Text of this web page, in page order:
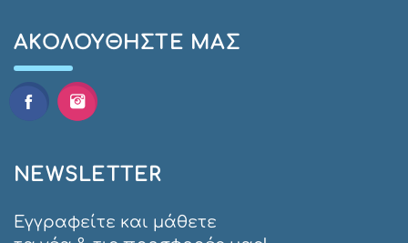
AΚΟΛΟΥΘΉΣΤΕ ΜΑΣ
NEWSLETTER
Εγγραφείτε και μάθετε